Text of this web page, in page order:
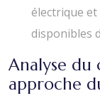
électrique
disponibles
Analyse du
approche